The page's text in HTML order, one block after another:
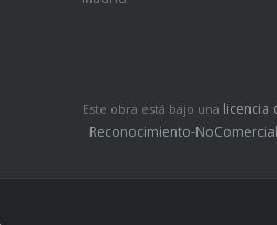
Este obra está bajo una licencia
Reconocimiento-